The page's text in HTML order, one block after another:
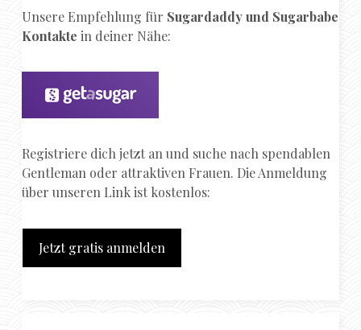
Unsere Empfehlung für Sugardaddy und Sugarbabe
Kontakte in deiner Nähe:
Registriere dich jetzt an und suche nach spendablen
Gentleman oder attraktiven Frauen. Die Anmeldung
über unseren Link ist kostenlos:
Jetzt gratis anmelden